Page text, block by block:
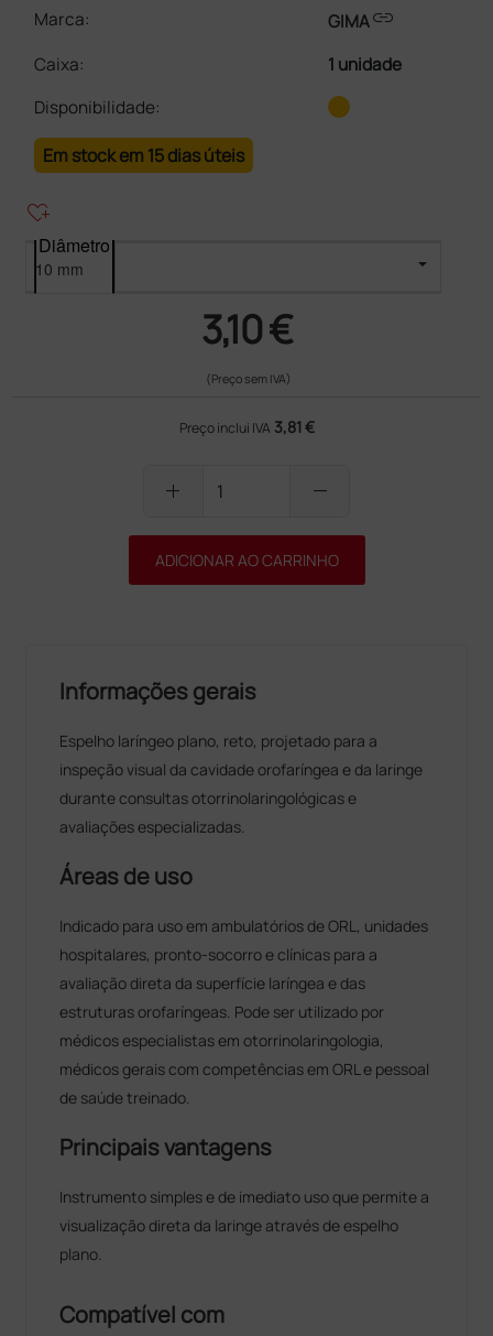
Marca:
GIMAlink
Caixa:
1 unidade
Disponibilidade:
Em stock em 15 dias úteis
heart_plus
Diâmetro
3,10 €
(Preço sem IVA)
Preço inclui IVA 3,81 €
add remove
ADICIONAR AO CARRINHO
Informações gerais
Espelho laríngeo plano, reto, projetado para a
inspeção visual da cavidade orofaríngea e da laringe
durante consultas otorrinolaringológicas e
avaliações especializadas.
Áreas de uso
Indicado para uso em ambulatórios de ORL, unidades
hospitalares, pronto-socorro e clínicas para a
avaliação direta da superfície laríngea e das
estruturas orofaríngeas. Pode ser utilizado por
médicos especialistas em otorrinolaringologia,
médicos gerais com competências em ORL e pessoal
de saúde treinado.
Principais vantagens
Instrumento simples e de imediato uso que permite a
visualização direta da laringe através de espelho
plano.
Compatível com